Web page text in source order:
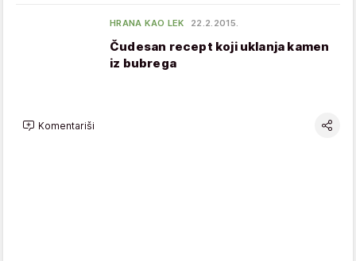
HRANA KAO LEK 22.2.2015.
Čudesan recept koji uklanja kamen
iz bubrega
Komentariši